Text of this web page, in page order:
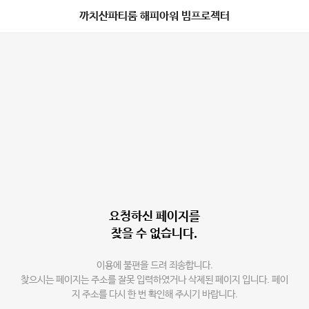
까치산파티룸 해피아워 빔프로젝터
요청하신 페이지를
찾을 수 없습니다.
이용에 불편을 드려 죄송합니다.
찾으시는 페이지는 주소를 잘못 입력하였거나 삭제된 페이지 입니다. 페이
지 주소를 다시 한 번 확인해 주시기 바랍니다.